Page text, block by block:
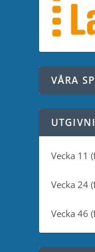
VÅRA
Vecka 11
Vecka 24
Vecka 46